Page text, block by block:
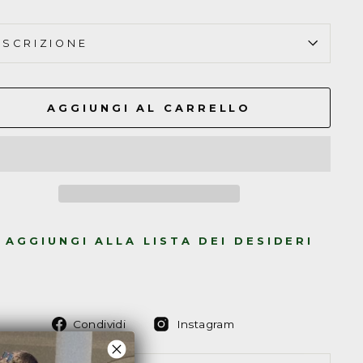
AGGIUNGI AL CARRELLO
AGGIUNGI ALLA LISTA DEI DESIDERI
Condividi
Condividi
Facebook
Instagram
Instagram